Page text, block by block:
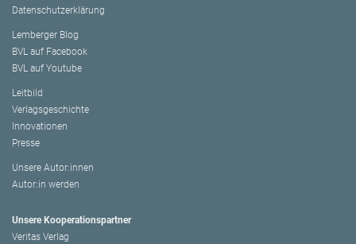
Datenschutzerklärung
Lemberger Blog
BVL auf Facebook
BVL auf Youtube
Leitbild
Verlagsgeschichte
Innovationen
Presse
Unsere Autor:innen
Autor:in werden
Unsere Kooperationspartner
Veritas Verlag